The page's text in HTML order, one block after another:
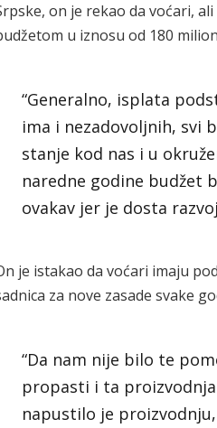
on je rekao da voćari,
u iznosu od 180
“Generalno, isplata
ima i nezadovoljnih, svi
stanje kod nas i u
naredne godine budžet
ovakav jer je dosta
je istakao da voćari imaju
za nove zasade svake
“Da nam nije bilo te
propasti i ta
napustilo je